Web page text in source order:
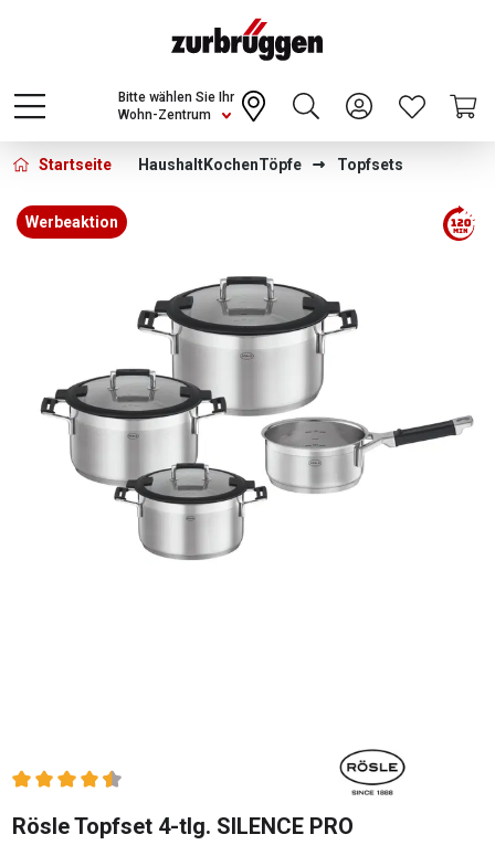
Choose a different country or region to see
content for your location and shop online
CONTINUE
Wohn-Zentrum
Bitte wählen Sie Ihr
Startseite HaushaltKochenTöpfe Topfsets
Bildergalerie überspringen
Werbeaktion
Durchschnittliche Bewertung von 4.5 von 5 Sternen
Rösle Topfset 4-tlg. SILENCE PRO